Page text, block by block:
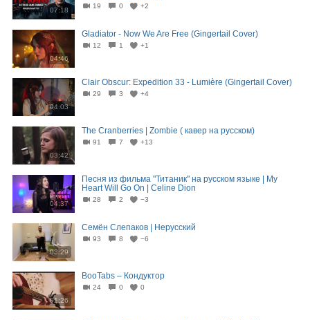
07:18
19 0 +2
04:46
Gladiator - Now We Are Free (Gingertail Cover)
12 1 +1
04:03
Clair Obscur: Expedition 33 - Lumière (Gingertail Cover)
29 3 +4
03:42
The Cranberries | Zombie ( кавер на русском)
91 7 +13
04:37
Песня из фильма "Титаник" на русском языке | My
Heart Will Go On | Celine Dion
28 2 −3
03:29
Семён Слепаков | Нерусский
93 8 −6
01:26
BooTabs – Кондуктор
24 0 0